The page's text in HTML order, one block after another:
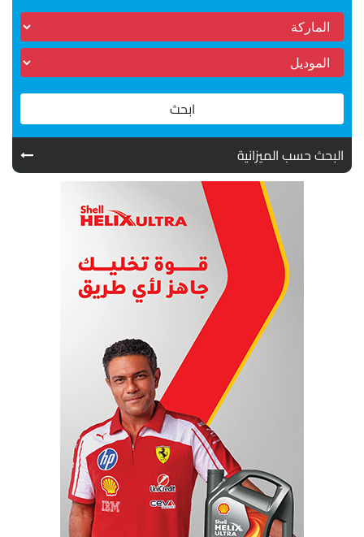
ابحث
البحث حسب الميزانية